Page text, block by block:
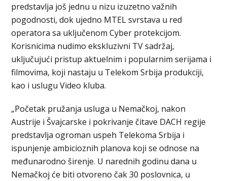
predstavlja još jednu u nizu izuzetno važnih
pogodnosti, dok ujedno MTEL svrstava u red
operatora sa uključenom Cyber protekcijom.
Korisnicima nudimo ekskluzivni TV sadržaj,
uključujući pristup aktuelnim i popularnim serijama i
filmovima, koji nastaju u Telekom Srbija produkciji,
kao i uslugu Video kluba.
„Početak pružanja usluga u Nemačkoj, nakon
Austrije i Švajcarske i pokrivanje čitave DACH regije
predstavlja ogroman uspeh Telekoma Srbija i
ispunjenje ambicioznih planova koji se odnose na
međunarodno širenje. U narednih godinu dana u
Nemačkoj će biti otvoreno čak 30 poslovnica, u